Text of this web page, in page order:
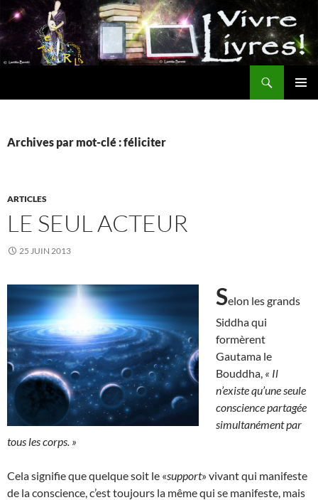
Aller
au
contenu
Archives par mot-clé : féliciter
ARTICLES
LE SEUL ACTEUR
25 JUIN 2013
Selon les grands
Siddha qui
formèrent
Gautama le
Bouddha, « Il
n’existe qu’une seule
conscience partagée
simultanément par
tous les corps. »
Cela signifie que quelque soit le «support» vivant qui manifeste
de la conscience, c’est toujours la même qui se manifeste, mais